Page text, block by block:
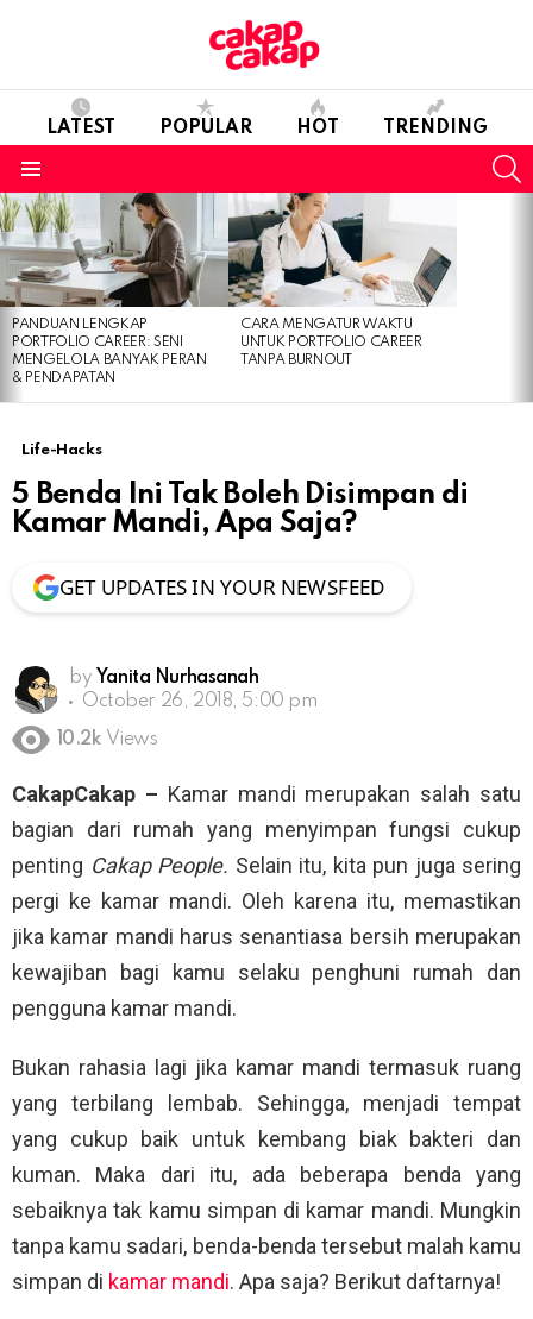
LATEST POPULAR HOT TRENDING
LATEST
STORIES
PANDUAN LENGKAP
PORTFOLIO CAREER: SENI
MENGELOLA BANYAK PERAN
& PENDAPATAN
CARA MENGATUR WAKTU
UNTUK PORTFOLIO CAREER
TANPA BURNOUT
Life-Hacks
5 Benda Ini Tak Boleh Disimpan di
Kamar Mandi, Apa Saja?
GET UPDATES IN YOUR NEWSFEED
by Yanita Nurhasanah
October 26, 2018, 5:00 pm
10.2k Views
CakapCakap – Kamar mandi merupakan salah satu
bagian dari rumah yang menyimpan fungsi cukup
penting Cakap People. Selain itu, kita pun juga sering
pergi ke kamar mandi. Oleh karena itu, memastikan
jika kamar mandi harus senantiasa bersih merupakan
kewajiban bagi kamu selaku penghuni rumah dan
pengguna kamar mandi.
Bukan rahasia lagi jika kamar mandi termasuk ruang
yang terbilang lembab. Sehingga, menjadi tempat
yang cukup baik untuk kembang biak bakteri dan
kuman. Maka dari itu, ada beberapa benda yang
sebaiknya tak kamu simpan di kamar mandi. Mungkin
tanpa kamu sadari, benda-benda tersebut malah kamu
simpan di kamar mandi. Apa saja? Berikut daftarnya!